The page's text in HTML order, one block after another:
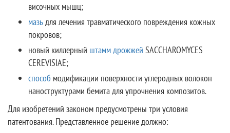
височных мышц;
мазьдля лечения травматического повреждения кожных
покровов;
новый киллерный штамм дрожжей SACCHAROMYCES
CEREVISIAE;
способ модификации поверхности углеродных волокон
наноструктурами бемита для упрочнения композитов.
Для изобретений законом предусмотрены три условия
патентования. Представленное решение должно: